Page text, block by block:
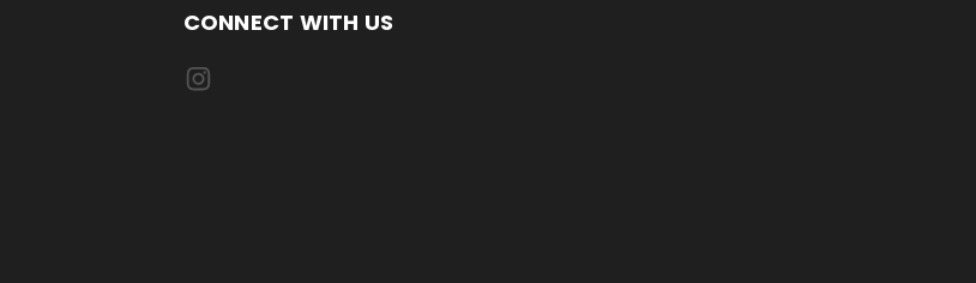
CONNECT WITH US